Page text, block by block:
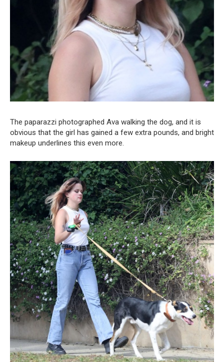
The paparazzi photographed Ava walking the dog, and it is
obvious that the girl has gained a few extra pounds, and bright
makeup underlines this even more.